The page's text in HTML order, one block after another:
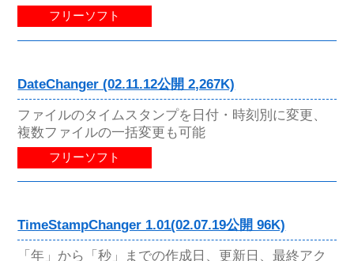
フリーソフト
DateChanger (02.11.12公開 2,267K)
ファイルのタイムスタンプを日付・時刻別に変更、
複数ファイルの一括変更も可能
フリーソフト
TimeStampChanger 1.01(02.07.19公開 96K)
「年」から「秒」までの作成日、更新日、最終アク